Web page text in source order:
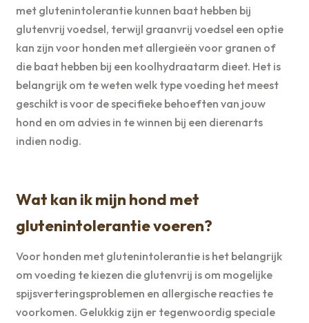
met glutenintolerantie kunnen baat hebben bij
glutenvrij voedsel, terwijl graanvrij voedsel een optie
kan zijn voor honden met allergieën voor granen of
die baat hebben bij een koolhydraatarm dieet. Het is
belangrijk om te weten welk type voeding het meest
geschikt is voor de specifieke behoeften van jouw
hond en om advies in te winnen bij een dierenarts
indien nodig.
Wat kan ik mijn hond met
glutenintolerantie voeren?
Voor honden met glutenintolerantie is het belangrijk
om voeding te kiezen die glutenvrij is om mogelijke
spijsverteringsproblemen en allergische reacties te
voorkomen. Gelukkig zijn er tegenwoordig speciale